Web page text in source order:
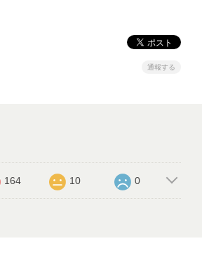
通報する
164 10 0